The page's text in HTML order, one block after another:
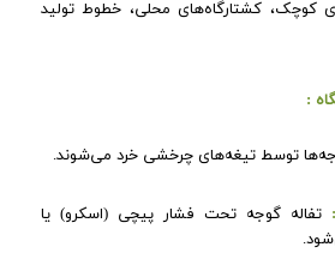
کوچک، کشتارگاه‌های محلی، خطوط تولید
:
توسط تیغه‌های چرخشی خرد می‌شوند.
تفاله گوجه تحت فشار پیچی (اسکرو) یا